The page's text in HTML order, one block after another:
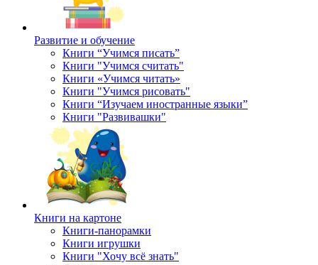
Развитие и обучение
Книги “Учимся писать”
Книги "Учимся считать"
Книги «Учимся читать»
Книги "Учимся рисовать"
Книги “Изучаем иностранные языки”
Книги "Развивашки"
Книги на картоне
Книги-панорамки
Книги игрушки
Книги "Хочу всё знать"